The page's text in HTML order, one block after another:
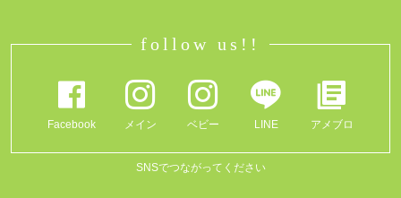
follow us!!
Facebook メイン ベビー LINE アメブロ
SNSでつながってください